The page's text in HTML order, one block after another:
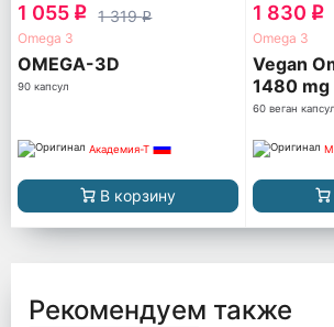
1 055 q 1 319q
Omega 3
OMEGA-3D
90 капсул
Академия-Т
В корзину
1 830 q
Omega 3
Vegan
1480 mg
60 веган капсул
Рекомендуем также